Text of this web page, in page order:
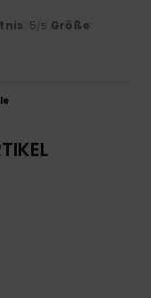
: 5/5 Größe: